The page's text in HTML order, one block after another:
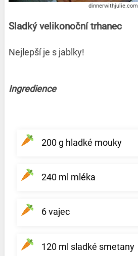
dinnerwithjulie.com
Sladký velikonoční trhanec
Nejlepší je s jablky!
Ingredience
200 g hladké mouky
240 ml mléka
6 vajec
120 ml sladké smetany